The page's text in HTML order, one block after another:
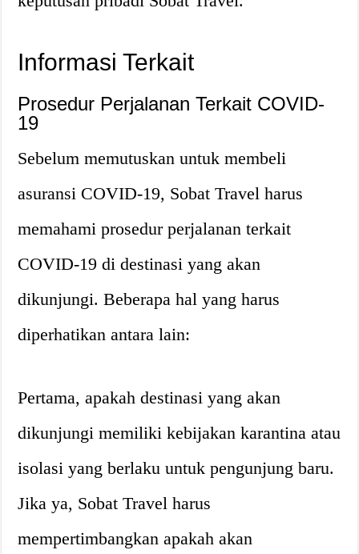
Informasi Terkait
Prosedur Perjalanan Terkait COVID-
19
Sebelum memutuskan untuk membeli
asuransi COVID-19, Sobat Travel harus
memahami prosedur perjalanan terkait
COVID-19 di destinasi yang akan
dikunjungi. Beberapa hal yang harus
diperhatikan antara lain:
Pertama, apakah destinasi yang akan
dikunjungi memiliki kebijakan karantina atau
isolasi yang berlaku untuk pengunjung baru.
Jika ya, Sobat Travel harus
mempertimbangkan apakah akan